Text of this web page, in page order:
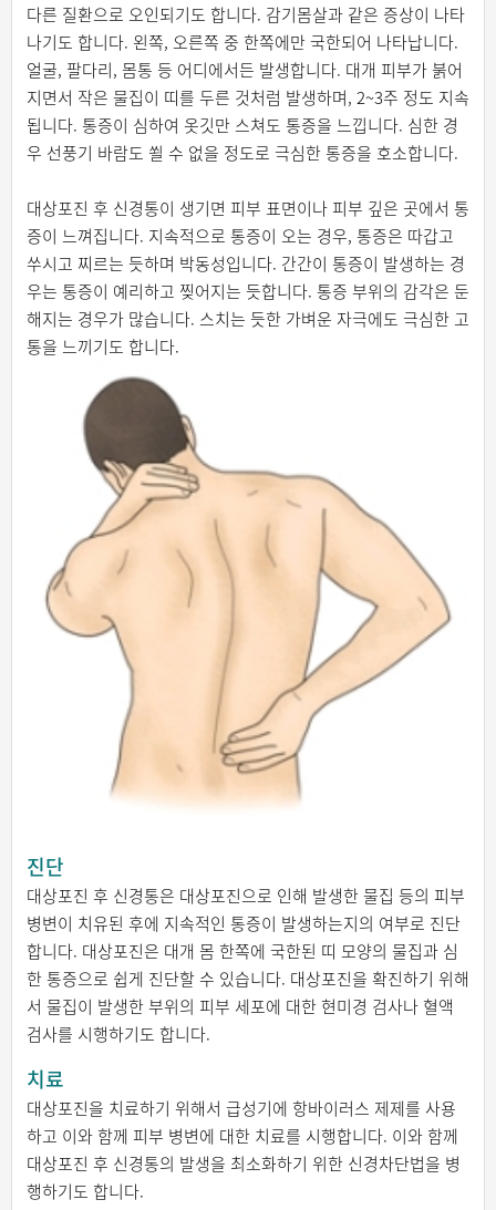
다른 질환으로 오인되기도 합니다. 감기몸살과 같은 증상이 나타
나기도 합니다. 왼쪽, 오른쪽 중 한쪽에만 국한되어 나타납니다.
얼굴, 팔다리, 몸통 등 어디에서든 발생합니다. 대개 피부가 붉어
지면서 작은 물집이 띠를 두른 것처럼 발생하며, 2~3주 정도 지속
됩니다. 통증이 심하여 옷깃만 스쳐도 통증을 느낍니다. 심한 경
우 선풍기 바람도 쐴 수 없을 정도로 극심한 통증을 호소합니다.
대상포진 후 신경통이 생기면 피부 표면이나 피부 깊은 곳에서 통
증이 느껴집니다. 지속적으로 통증이 오는 경우, 통증은 따갑고
쑤시고 찌르는 듯하며 박동성입니다. 간간이 통증이 발생하는 경
우는 통증이 예리하고 찢어지는 듯합니다. 통증 부위의 감각은 둔
해지는 경우가 많습니다. 스치는 듯한 가벼운 자극에도 극심한 고
통을 느끼기도 합니다.
진단
대상포진 후 신경통은 대상포진으로 인해 발생한 물집 등의 피부
병변이 치유된 후에 지속적인 통증이 발생하는지의 여부로 진단
합니다. 대상포진은 대개 몸 한쪽에 국한된 띠 모양의 물집과 심
한 통증으로 쉽게 진단할 수 있습니다. 대상포진을 확진하기 위해
서 물집이 발생한 부위의 피부 세포에 대한 현미경 검사나 혈액
검사를 시행하기도 합니다.
치료
대상포진을 치료하기 위해서 급성기에 항바이러스 제제를 사용
하고 이와 함께 피부 병변에 대한 치료를 시행합니다. 이와 함께
대상포진 후 신경통의 발생을 최소화하기 위한 신경차단법을 병
행하기도 합니다.